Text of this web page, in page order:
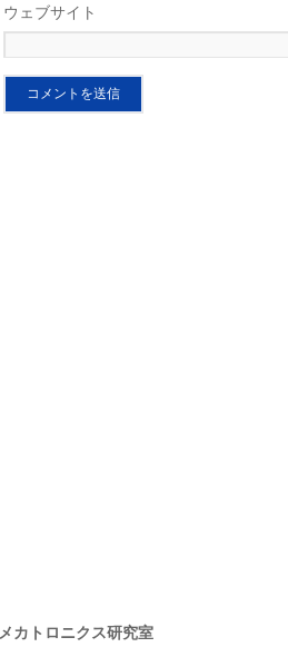
ウェブサイト
メカトロニクス研究室